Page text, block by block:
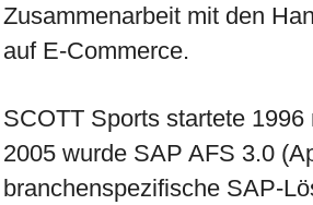
Zusammenarbeit mit den
auf E-Commerce.
SCOTT Sports startete
2005 wurde SAP AFS 3.0
branchenspezifische SAP-